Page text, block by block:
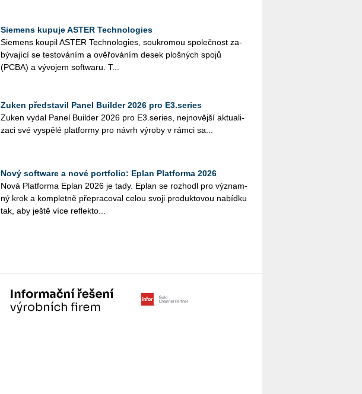
Siemens kupuje ASTER Technologies
Sie­mens kou­pil ASTER Tech­no­lo­gies, sou­kro­mou spo­leč­nost za­
bý­va­jí­cí se tes­to­vá­ním a ově­řo­vá­ním desek ploš­ných spojů
(PCBA) a vý­vo­jem soft­wa­ru. T...
Zuken představil Panel Builder 2026 pro E3.series
Zuken vydal Panel Bu­il­der 2026 pro E3.​series, nej­no­věj­ší ak­tu­a­li­
za­ci své vy­spě­lé plat­for­my pro návrh vý­ro­by v rámci sa...
Nový software a nové portfolio: Eplan Platforma 2026
Nová Plat­for­ma Eplan 2026 je tady. Eplan se roz­ho­dl pro vý­znam­
ný krok a kom­plet­ně pře­pra­co­val celou svoji pro­duk­to­vou na­bíd­ku
tak, aby ještě více re­flek­to...